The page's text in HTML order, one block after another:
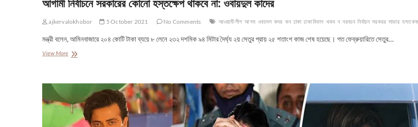
আগামী নির্বাচনে সরকারের কোনো হস্তক্ষেপ থাকবে না: ওবায়দুল কাদের
ajkervalokhobor 5 October 2021 No Comments আওয়ামী লীগ আগম ওবয়দল কদর কন ঢাকা ঢাকা বিভাগ থকব ন নরবচন নির্বাচন সরকরর সাভার
মন্ত্রী বলেন, আমিনবাজারে ২০৪ কোটি টাকা ব্যয়ে ৮ লেনে ২৩২ দশমিক ৯৪ মিটার দৈর্ঘ্য ২য় সেতুর প্রায় ২৫ শতাংশ কাজ শেষ হয়েছে। গত ফেব্রুয়ারিতে সেতুর…
View Moreআগামী
না:
ওবায়দুল
কাদের